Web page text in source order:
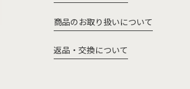
商品のお取り扱いについて
返品・交換について